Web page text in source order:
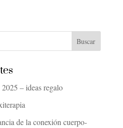
– ideas regalo
de la conexión cuerpo-